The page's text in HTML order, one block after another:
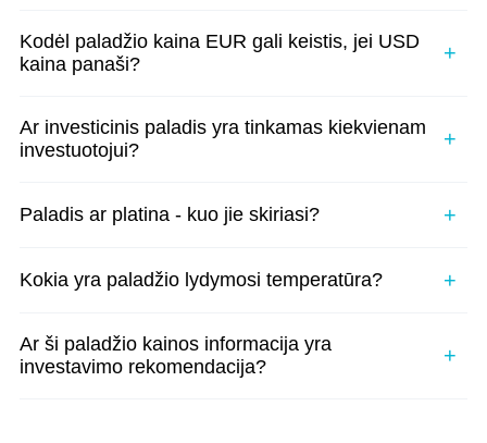
Kodėl paladžio kaina EUR gali keistis, jei USD
kaina panaši?
Ar investicinis paladis yra tinkamas kiekvienam
investuotojui?
Paladis ar platina - kuo jie skiriasi?
Kokia yra paladžio lydymosi temperatūra?
Ar ši paladžio kainos informacija yra
investavimo rekomendacija?